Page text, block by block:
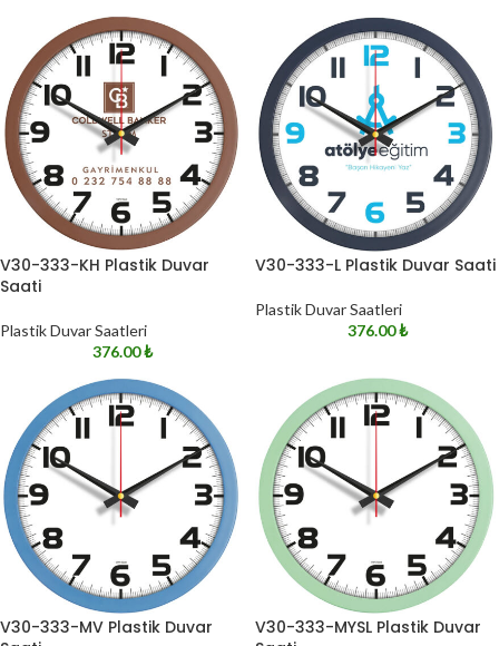
V30-333-KH Plastik Duvar
Saati
Plastik Duvar Saatleri
376.00₺
V30-333-L Plastik Duvar Saati
Plastik Duvar Saatleri
376.00₺
V30-333-MV Plastik Duvar
V30-333-MYSL Plastik Duvar